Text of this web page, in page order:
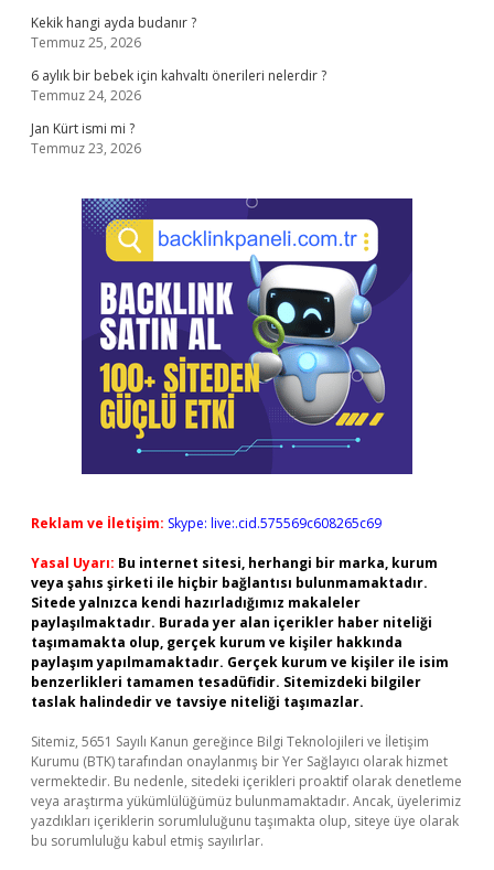
Kekik hangi ayda budanır ?
Temmuz 25, 2026
6 aylık bir bebek için kahvaltı önerileri nelerdir ?
Temmuz 24, 2026
Jan Kürt ismi mi ?
Temmuz 23, 2026
Reklam ve İletişim: Skype: live:.cid.575569c608265c69
Yasal Uyarı: Bu internet sitesi, herhangi bir marka, kurum
veya şahıs şirketi ile hiçbir bağlantısı bulunmamaktadır.
Sitede yalnızca kendi hazırladığımız makaleler
paylaşılmaktadır. Burada yer alan içerikler haber niteliği
taşımamakta olup, gerçek kurum ve kişiler hakkında
paylaşım yapılmamaktadır. Gerçek kurum ve kişiler ile isim
benzerlikleri tamamen tesadüfidir. Sitemizdeki bilgiler
taslak halindedir ve tavsiye niteliği taşımazlar.
Sitemiz, 5651 Sayılı Kanun gereğince Bilgi Teknolojileri ve İletişim
Kurumu (BTK) tarafından onaylanmış bir Yer Sağlayıcı olarak hizmet
vermektedir. Bu nedenle, sitedeki içerikleri proaktif olarak denetleme
veya araştırma yükümlülüğümüz bulunmamaktadır. Ancak, üyelerimiz
yazdıkları içeriklerin sorumluluğunu taşımakta olup, siteye üye olarak
bu sorumluluğu kabul etmiş sayılırlar.